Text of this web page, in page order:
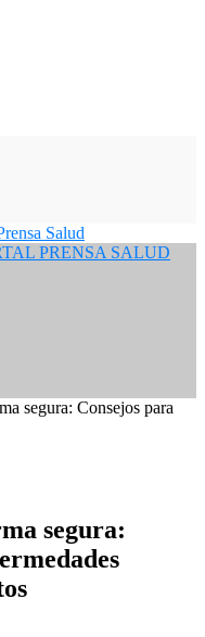
Salud
segura: Consejos para
segura: